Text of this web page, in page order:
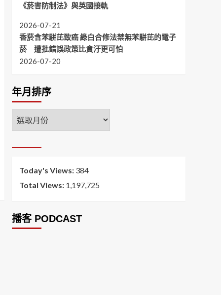
《菸害防制法》與英國接軌
2026-07-21
香菸含苯駢芘致癌 綠白合修法禁無苯駢芘的電子
菸 遭批錯誤政策比貪汙更可怕
2026-07-20
年月排序
年
月
序
Today's Views: 384
Total Views: 1,197,725
播客 PODCAST